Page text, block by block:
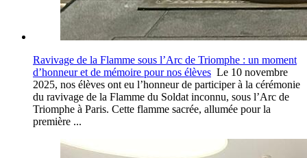
Ravivage de la Flamme sous l’Arc de Triomphe : un moment
d’honneur et de mémoire pour nos élèves Le 10 novembre
2025, nos élèves ont eu l’honneur de participer à la cérémonie
du ravivage de la Flamme du Soldat inconnu, sous l’Arc de
Triomphe à Paris. Cette flamme sacrée, allumée pour la
première ...